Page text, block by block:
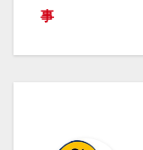
章
导
事